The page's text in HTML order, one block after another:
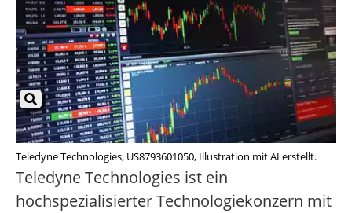
Teledyne Technologies, US8793601050, Illustration mit AI erstellt.
Teledyne Technologies ist ein
hochspezialisierter Technologiekonzern mit